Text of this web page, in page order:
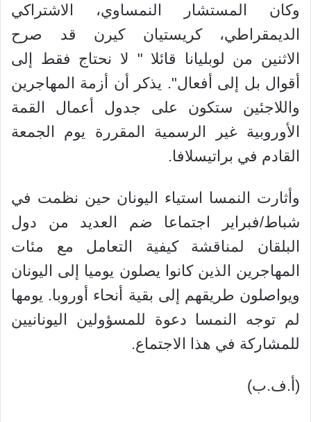
وكان المستشار النمساوي، الاشتراكي
الديمقراطي، كريستيان كيرن قد صرح
الاثنين من لوبليانا قائلا " لا نحتاج فقط إلى
أقوال بل إلى أفعال". يذكر أن أزمة المهاجرين
واللاجئين ستكون على جدول أعمال القمة
الأوروبية غير الرسمية المقررة يوم الجمعة
القادم في براتيسلافا.
وأثارت النمسا استياء اليونان حين نظمت في
شباط/فبراير اجتماعا ضم العديد من دول
البلقان لمناقشة كيفية التعامل مع مئات
المهاجرين الذين كانوا يصلون يوميا إلى اليونان
ويواصلون طريقهم إلى بقية أنحاء أوروبا. يومها
لم توجه النمسا دعوة للمسؤولين اليونانيين
للمشاركة في هذا الاجتماع.
(أ.ف.ب)